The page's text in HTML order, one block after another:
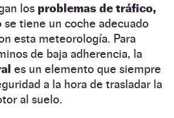
los problemas de tráfico,
se tiene un coche adecuado
esta meteorología. Para
de baja adherencia, la
es un elemento que siempre
a la hora de trasladar la
al suelo.